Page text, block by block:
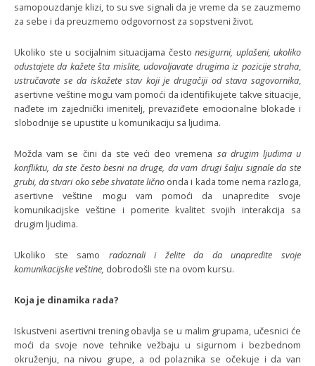
samopouzdanje klizi, to su sve signali da je vreme da se zauzmemo
za sebe i da preuzmemo odgovornost za sopstveni život.
Ukoliko ste u socijalnim situacijama često nesigurni, uplašeni, ukoliko
odustajete da kažete šta mislite, udovoljavate drugima iz pozicije straha,
ustručavate se da iskažete stav koji je drugačiji od stava sagovornika,
asertivne veštine mogu vam pomoći da identifikujete takve situacije,
nađete im zajednički imenitelj, prevaziđete emocionalne blokade i
slobodnije se upustite u komunikaciju sa ljudima.
Možda vam se čini da ste veći deo vremena sa drugim ljudima u
konfliktu, da ste često besni na druge, da vam drugi šalju signale da ste
grubi, da stvari oko sebe shvatate lično onda i kada tome nema razloga,
asertivne veštine mogu vam pomoći da unapredite svoje
komunikacijske veštine i pomerite kvalitet svojih interakcija sa
drugim ljudima.
Ukoliko ste samo radoznali i želite da da unapredite svoje
komunikacijskeveštine, dobrodošli ste na ovom kursu.
Koja je dinamika rada?
Iskustveni asertivni trening obavlja se u malim grupama, učesnici će
moći da svoje nove tehnike vežbaju u sigurnom i bezbednom
okruženju, na nivou grupe, a od polaznika se očekuje i da van